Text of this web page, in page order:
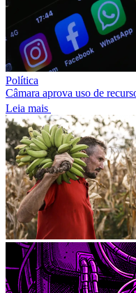
Política
Câmara aprova uso de
Leia mais